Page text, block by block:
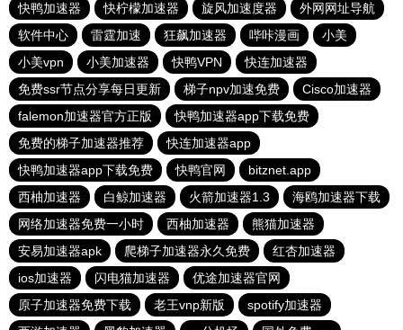
快鸭加速器
快柠檬加速器 旋风加速度器
外网网址导航
软件中心
雷霆加速 狂飙加速器 哔咔漫画
小美
小美vpn
小美加速器 快鸭VPN
快连加速器
免费ssr节点分享每日更新
梯子npv加速免费
Cisco加速器
falemon加速器官方正版
快鸭加速器app下载免费
免费的梯子加速器推荐
快连加速器app
快鸭加速器app下载免费
快鸭官网
bitznet.app
西柚加速器
白鲸加速器 火箭加速器1.3
海鸥加速器下载
网络加速器免费一小时
西柚加速器
熊猫加速器
安易加速器apk
爬梯子加速器永久免费
红杏加速器
ios加速器
闪电猫加速器
优途加速器官网
原子加速器免费下载
老王vnp新版
spotify加速器